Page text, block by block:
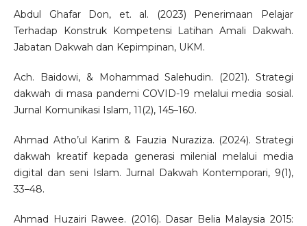
Abdul Ghafar Don, et. al. (2023) Penerimaan Pelajar
Terhadap Konstruk Kompetensi Latihan Amali Dakwah.
Jabatan Dakwah dan Kepimpinan, UKM.
Ach. Baidowi, & Mohammad Salehudin. (2021). Strategi
dakwah di masa pandemi COVID-19 melalui media sosial.
Jurnal Komunikasi Islam, 11(2), 145–160.
Ahmad Atho’ul Karim & Fauzia Nuraziza. (2024). Strategi
dakwah kreatif kepada generasi milenial melalui media
digital dan seni Islam. Jurnal Dakwah Kontemporari, 9(1),
33–48.
Ahmad Huzairi Rawee. (2016). Dasar Belia Malaysia 2015: